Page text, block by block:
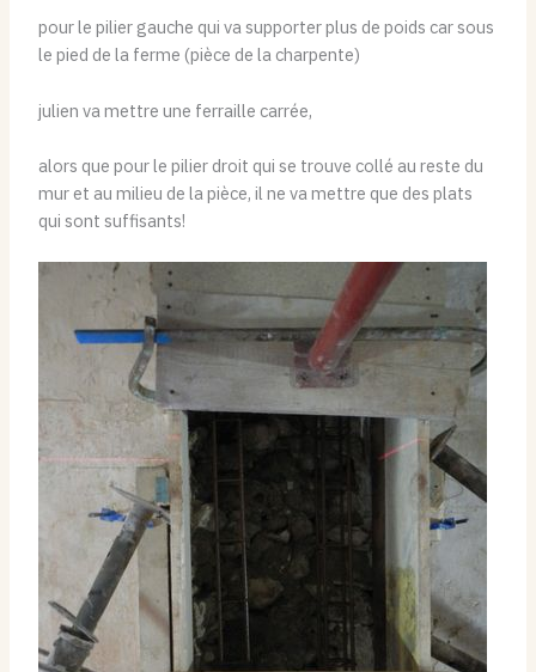
pour le pilier gauche qui va supporter plus de poids car sous
le pied de la ferme (pièce de la charpente)
julien va mettre une ferraille carrée,
alors que pour le pilier droit qui se trouve collé au reste du
mur et au milieu de la pièce, il ne va mettre que des plats
qui sont suffisants!